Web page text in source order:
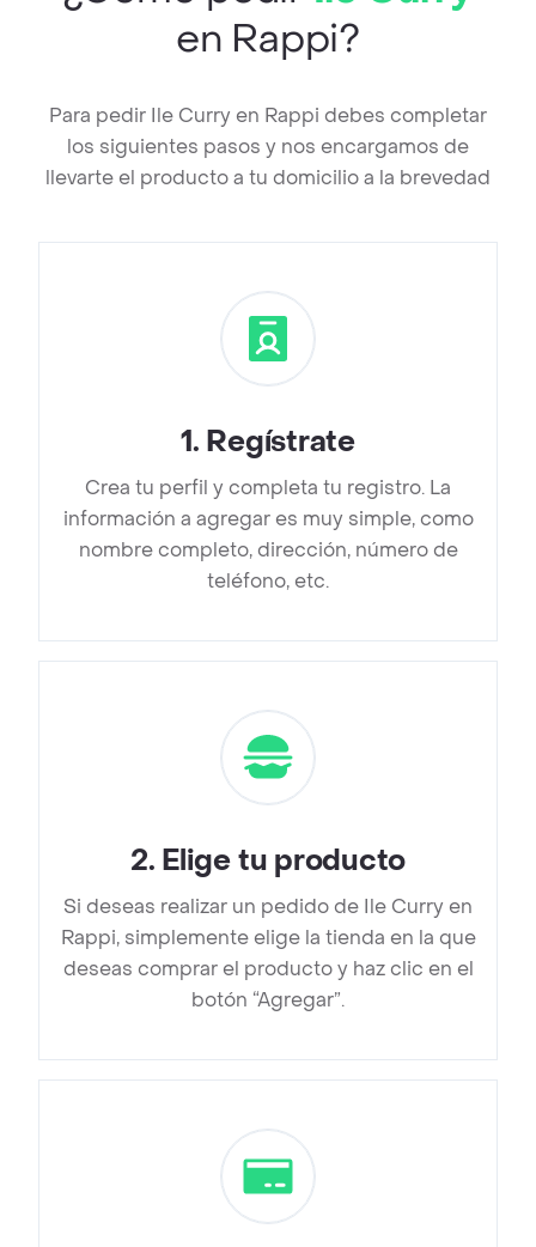
en Rappi?
Para pedir Ile Curry en Rappi debes completar
los siguientes pasos y nos encargamos de
llevarte el producto a tu domicilio a la brevedad
1. Regístrate
Crea tu perfil y completa tu registro. La
información a agregar es muy simple, como
nombre completo, dirección, número de
teléfono, etc.
2. Elige tu producto
Si deseas realizar un pedido de Ile Curry en
Rappi, simplemente elige la tienda en la que
deseas comprar el producto y haz clic en el
botón “Agregar”.